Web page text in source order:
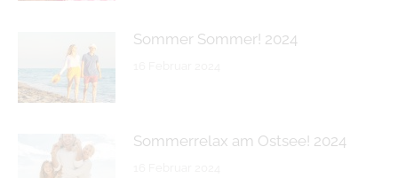
Sommer Sommer! 2024
Sommerrelax am Ostsee! 2024